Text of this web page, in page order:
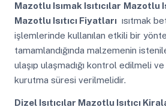
Mazotlu Isımak Isıtıcılar Mazotlu
Mazotlu Isıtıcı Fiyatlarıısıtmak
işlemlerinde kullanılan etkili bir
tamamlandığında malzemenin
ulaşıp ulaşmadığı kontrol edilmeli
kurutma süresi verilmelidir.
Dizel Isıtıcılar Mazotlu Isıtıcı